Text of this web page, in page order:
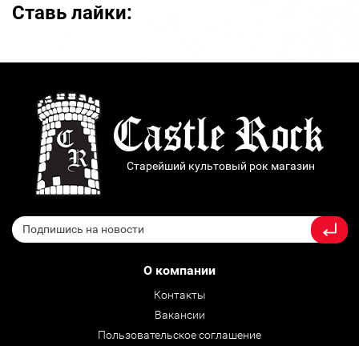
Ставь лайки:
Старейший культовый рок магазин
О компании
Контакты
Вакансии
Пользовательское соглашение